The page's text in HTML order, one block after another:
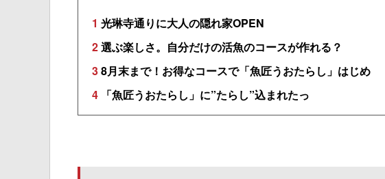
1 光琳寺通りに大人の隠れ家OPEN
2選ぶ楽しさ。自分だけの活魚のコースが作れる？
38月末まで！お得なコースで「魚匠うおたらし」はじめ
4 「魚匠うおたらし」に”たらし”込まれたっ